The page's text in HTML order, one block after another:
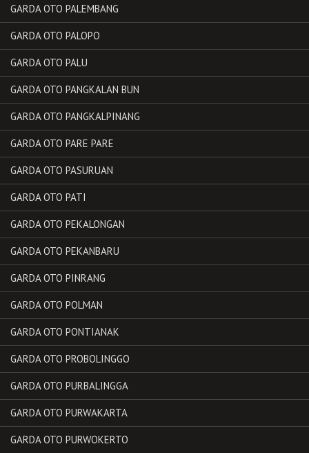
GARDA OTO PALEMBANG
GARDA OTO PALOPO
GARDA OTO PALU
GARDA OTO PANGKALAN BUN
GARDA OTO PANGKALPINANG
GARDA OTO PARE PARE
GARDA OTO PASURUAN
GARDA OTO PATI
GARDA OTO PEKALONGAN
GARDA OTO PEKANBARU
GARDA OTO PINRANG
GARDA OTO POLMAN
GARDA OTO PONTIANAK
GARDA OTO PROBOLINGGO
GARDA OTO PURBALINGGA
GARDA OTO PURWAKARTA
GARDA OTO PURWOKERTO